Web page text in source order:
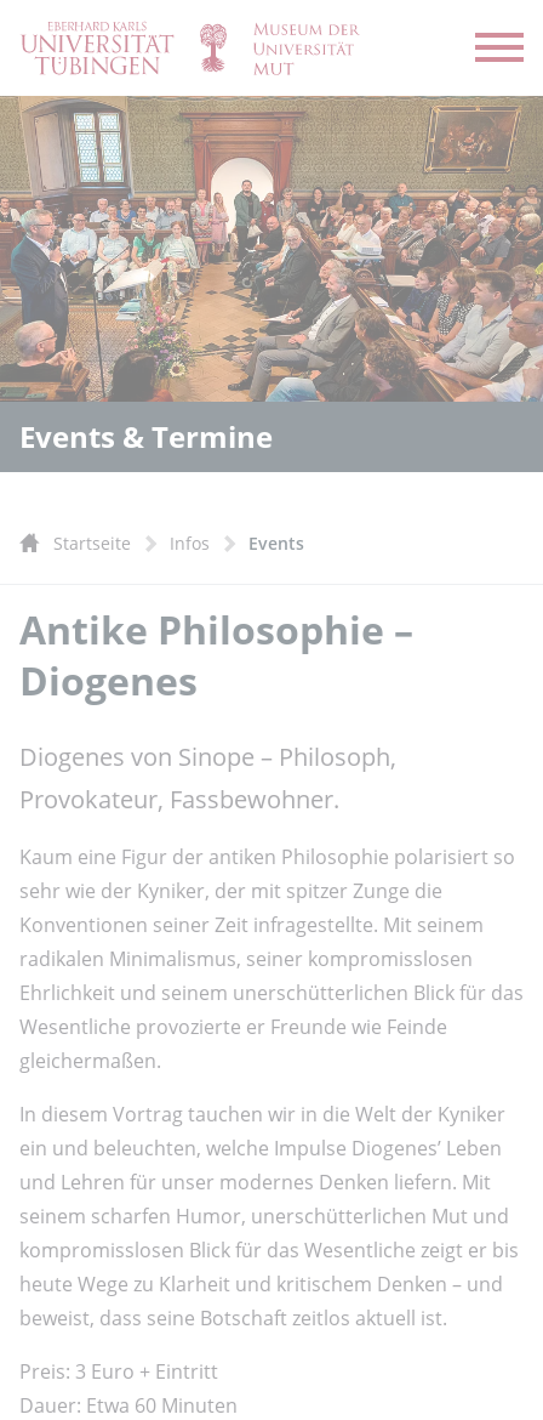
Events & Termine
Startseite Infos Events
Antike Philosophie –
Diogenes
Diogenes von Sinope – Philosoph,
Provokateur, Fassbewohner.
Kaum eine Figur der antiken Philosophie polarisiert so
sehr wie der Kyniker, der mit spitzer Zunge die
Konventionen seiner Zeit infragestellte. Mit seinem
radikalen Minimalismus, seiner kompromisslosen
Ehrlichkeit und seinem unerschütterlichen Blick für das
Wesentliche provozierte er Freunde wie Feinde
gleichermaßen.
In diesem Vortrag tauchen wir in die Welt der Kyniker
ein und beleuchten, welche Impulse Diogenes’ Leben
und Lehren für unser modernes Denken liefern. Mit
seinem scharfen Humor, unerschütterlichen Mut und
kompromisslosen Blick für das Wesentliche zeigt er bis
heute Wege zu Klarheit und kritischem Denken – und
beweist, dass seine Botschaft zeitlos aktuell ist.
Preis: 3 Euro + Eintritt
Dauer: Etwa 60 Minuten